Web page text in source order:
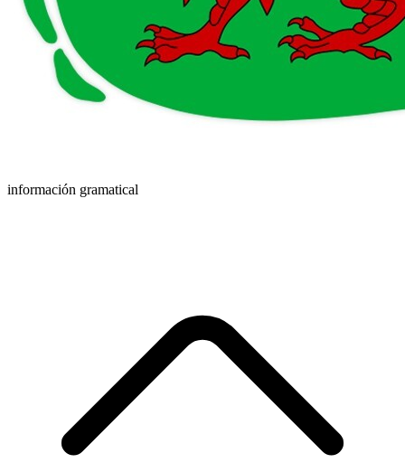
información gramatical